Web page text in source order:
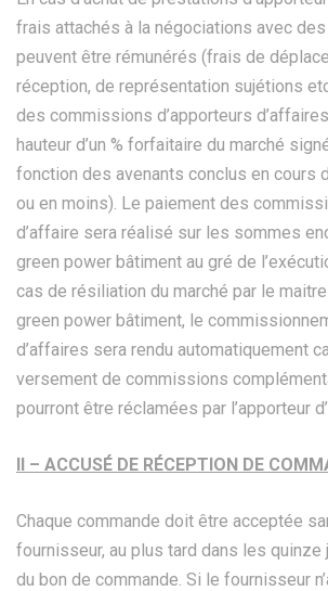
frais attachés à la négociations avec
peuvent être rémunérés (frais de
réception, de représentation sujétions
des commissions d’apporteurs
hauteur d’un % forfaitaire du marché
fonction des avenants conclus en cours
ou en moins). Le paiement des
d’affaire sera réalisé sur les sommes
green power bâtiment au gré de
cas de résiliation du marché par le maitre
green power bâtiment, le
d’affaires sera rendu automatiquement
versement de commissions
pourront être réclamées par l’apporteur
II – ACCUSÉ DE RÉCEPTION DE
Chaque commande doit être acceptée
fournisseur, au plus tard dans les quinze
du bon de commande. Si le fournisseur